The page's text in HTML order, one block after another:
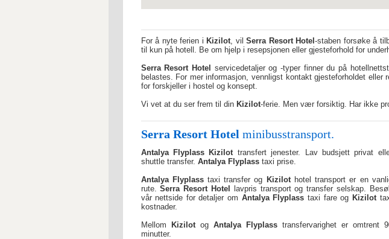
For å nyte ferien i Kizilot, vilSerra Resort Hotel-staben forsøke å
til kun på hotell. Be om hjelp i resepsjonen eller gjesteforhold for
Serra Resort Hotel
servicedetaljer og -typer finner du på
belastes. For mer informasjon, vennligst kontakt gjesteforholdet
for forskjeller i hostel og konsept.
Vi vet at du ser frem til din Kizilot-ferie. Men vær forsiktig. Har ikke
Serra Resort Hotel minibusstransport.
Antalya Flyplass Kizilot transfert jenester. Lav budsjett privat
shuttle transfer. Antalya Flyplasstaxi prise.
Antalya Flyplasstaxi transfer og Kizilothotel transport er en
rute.Serra Resort Hotel
lavpris transport og transfer selskap.
vår nettside for detaljer om Antalya Flyplass taxi fare og Kizilot
kostnader.
Mellom
Kizilotog Antalya Flyplasstransfervarighet er omtrent
minutter.